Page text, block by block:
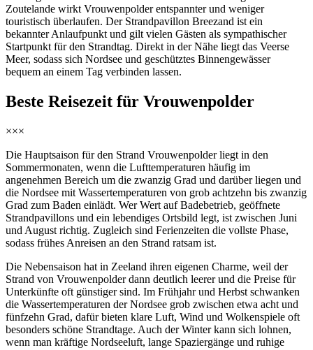
Zoutelande wirkt Vrouwenpolder entspannter und weniger
touristisch überlaufen. Der Strandpavillon Breezand ist ein
bekannter Anlaufpunkt und gilt vielen Gästen als sympathischer
Startpunkt für den Strandtag. Direkt in der Nähe liegt das Veerse
Meer, sodass sich Nordsee und geschütztes Binnengewässer
bequem an einem Tag verbinden lassen.
Beste Reisezeit für Vrouwenpolder
×××
Die Hauptsaison für den Strand Vrouwenpolder liegt in den
Sommermonaten, wenn die Lufttemperaturen häufig im
angenehmen Bereich um die zwanzig Grad und darüber liegen und
die Nordsee mit Wassertemperaturen von grob achtzehn bis zwanzig
Grad zum Baden einlädt. Wer Wert auf Badebetrieb, geöffnete
Strandpavillons und ein lebendiges Ortsbild legt, ist zwischen Juni
und August richtig. Zugleich sind Ferienzeiten die vollste Phase,
sodass frühes Anreisen an den Strand ratsam ist.
Die Nebensaison hat in Zeeland ihren eigenen Charme, weil der
Strand von Vrouwenpolder dann deutlich leerer und die Preise für
Unterkünfte oft günstiger sind. Im Frühjahr und Herbst schwanken
die Wassertemperaturen der Nordsee grob zwischen etwa acht und
fünfzehn Grad, dafür bieten klare Luft, Wind und Wolkenspiele oft
besonders schöne Strandtage. Auch der Winter kann sich lohnen,
wenn man kräftige Nordseeluft, lange Spaziergänge und ruhige